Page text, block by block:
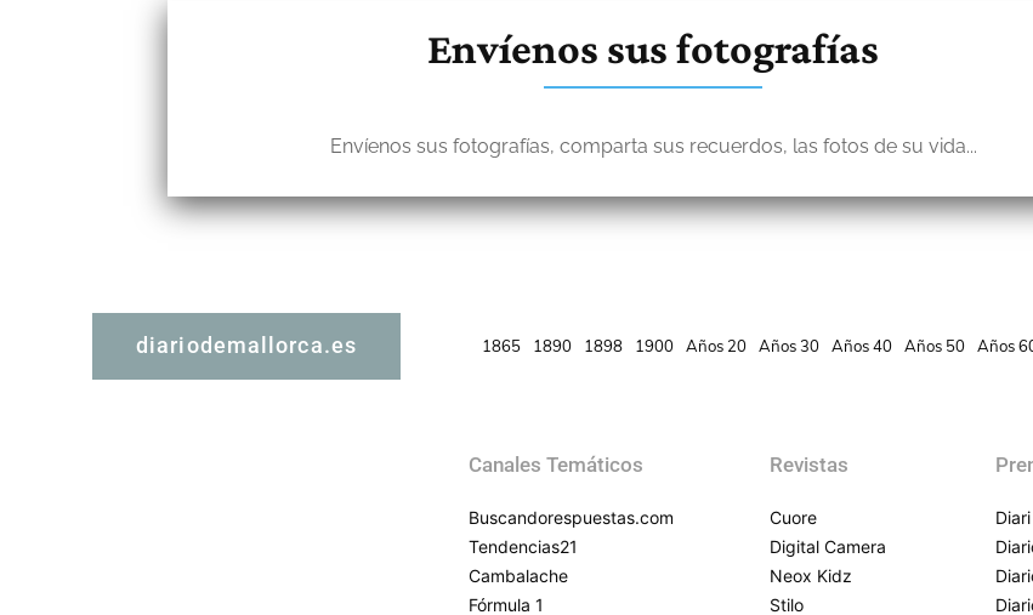
Envíenos sus fotografías
Envíenos sus fotografías, comparta sus recuerdos, las fotos de su vida...
diariodemallorca.es 1865 1890 1898 1900 Años 20 Años 30 Años 40 Años 50 Años
Canales Temáticos
Buscandorespuestas.com
Tendencias21
Cambalache
Fórmula 1
Revistas
Cuore
Digital Camera
Neox Kidz
Stilo